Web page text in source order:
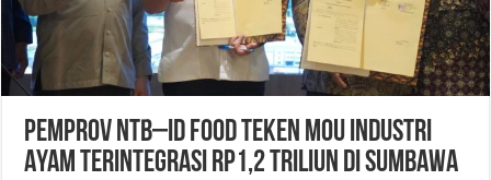
Pemprov NTB–ID FOOD Teken MoU Industri
Ayam Terintegrasi Rp1,2 Triliun di Sumbawa